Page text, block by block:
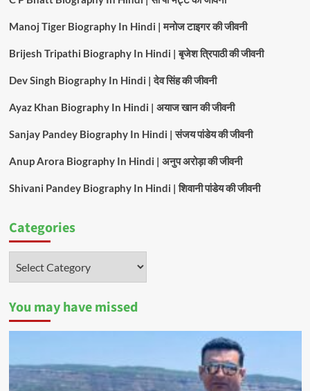
Manoj Tiger Biography In Hindi | मनोज टाइगर की जीवनी
Brijesh Tripathi Biography In Hindi | बृजेश त्रिपाठी की जीवनी
Dev Singh Biography In Hindi | देव सिंह की जीवनी
Ayaz Khan Biography In Hindi | अयाज खान की जीवनी
Sanjay Pandey Biography In Hindi | संजय पांडेय की जीवनी
Anup Arora Biography In Hindi | अनुप अरोड़ा की जीवनी
Shivani Pandey Biography In Hindi | शिवानी पांडेय की जीवनी
Categories
You may have missed